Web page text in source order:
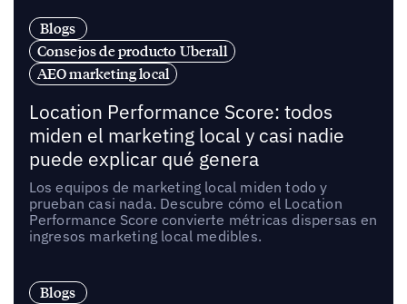
Blogs
Consejos de producto Uberall
AEO marketing local
Location Performance Score: todos
miden el marketing local y casi nadie
puede explicar qué genera
Los equipos de marketing local miden todo y
prueban casi nada. Descubre cómo el Location
Performance Score convierte métricas dispersas en
ingresos marketing local medibles.
Blogs